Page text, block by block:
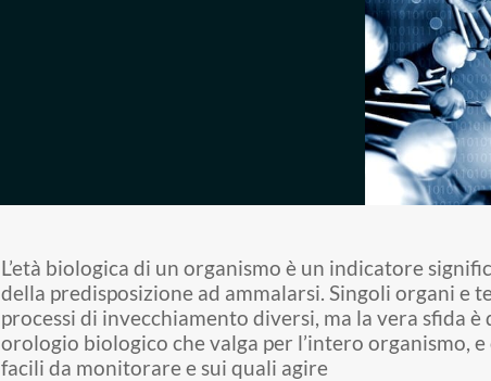
L’età biologica di un organismo è un indicatore
della predisposizione ad ammalarsi. Singoli organi e
processi di invecchiamento diversi, ma la vera sfida
orologio biologico che valga per l’intero organismo,
facili da monitorare e sui quali agire